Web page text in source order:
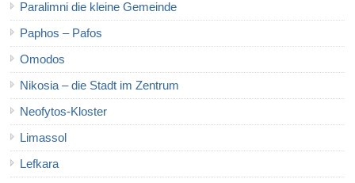
Paralimni die kleine Gemeinde
Paphos – Pafos
Omodos
Nikosia – die Stadt im Zentrum
Neofytos-Kloster
Limassol
Lefkara